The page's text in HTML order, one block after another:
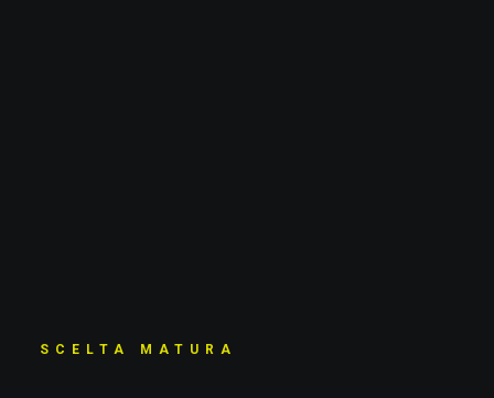
SCELTA MATURA